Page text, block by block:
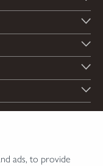
ads, to provide